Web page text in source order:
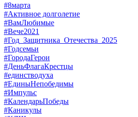
#8марта
#Активное долголетие
#ВамЛюбимые
#Вече2021
#Год_Защитника_Отечества_2025
#Годсемьи
#ГородаГерои
#ДеньФлагаКрестцы
#единстводуха
#ЕдиныНепобедимы
#Импульс
#КалендарьПобеды
#Каникулы